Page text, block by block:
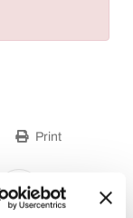
Print